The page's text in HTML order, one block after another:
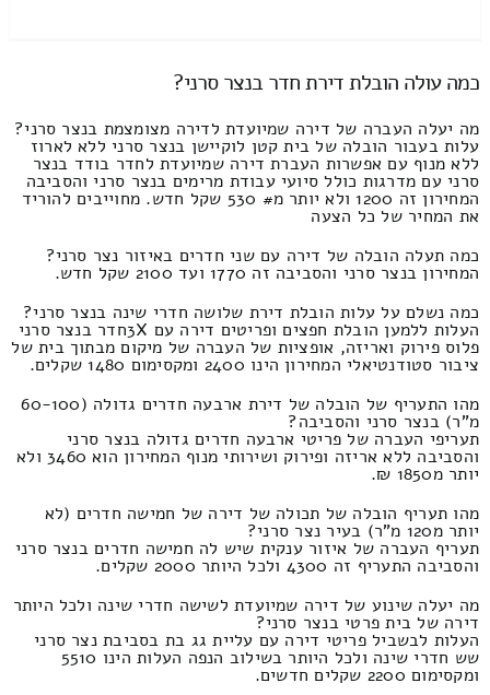
כמה עולה הובלת דירת חדר בנצר סרני?
מה יעלה העברה של דירה שמיועדת לדירה מצומצמת בנצר סרני?
עלות בעבור הובלה של בית קטן לוקיישן בנצר סרני ללא לארוז
ללא מנוף עם אפשרות העברת דירה שמיועדת לחדר בודד בנצר
סרני עם מדרגות כולל סיועי עבודת מרימים בנצר סרני והסביבה
המחירון זה 1200 ולא יותר מ# 530 שקל חדש. מחוייבים להוריד
את המחיר של כל הצעה
כמה תעלה הובלה של דירה עם שני חדרים באיזור נצר סרני?
המחירון בנצר סרני והסביבה זה 1770 ועד 2100 שקל חדש.
כמה נשלם על עלות הובלת דירת שלושה חדרי שינה בנצר סרני?
העלות ללמען הובלת חפצים ופריטים דירה עם 3Xחדר בנצר סרני
פלוס פירוק ואריזה, אופציות של העברה של מיקום מבתוך בית של
ציבור סטודנטיאלי המחירון הינו 2400 ומקסימום 1480 שקלים.
מהו התעריף של הובלה של דירת ארבעה חדרים גדולה (60-100
מ"ר) בנצר סרני והסביבה?
תעריפי העברה של פריטי ארבעה חדרים גדולה בנצר סרני
והסביבה ללא אריזה ופירוק ושירותי מנוף המחירון הוא 3460 ולא
יותר מ1850 ₪.
מהו תעריף הובלה של תכולה של דירה של חמישה חדרים (לא
יותר מ120 מ"ר) בעיר נצר סרני?
תעריף העברה של איזור ענקית שיש לה חמישה חדרים בנצר סרני
והסביבה התעריף זה 4300 ולכל היותר 2000 שקלים.
מה יעלה שינוע של דירה שמיועדת לשישה חדרי שינה ולכל היותר
דירה של בית פרטי בנצר סרני?
העלות לבשביל פריטי דירה עם עליית גג בת בסביבת נצר סרני
שש חדרי שינה ולכל היותר בשילוב הנפה העלות הינו 5510
ומקסימום 2200 שקלים חדשים.